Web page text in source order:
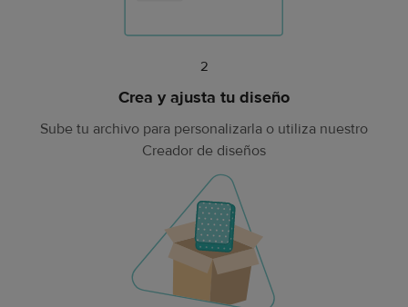
Artículo
2
Crea y ajusta tu diseño
Sube tu archivo para personalizarla o utiliza nuestro
Creador de diseños